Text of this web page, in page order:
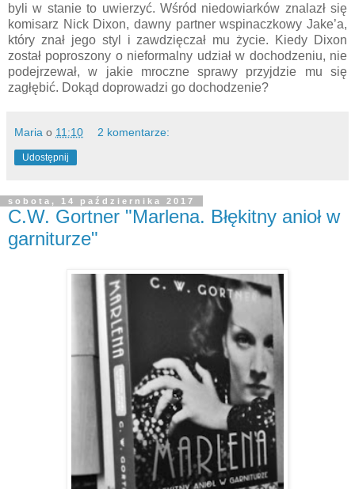
byli w stanie to uwierzyć. Wśród niedowiarków znalazł się
komisarz Nick Dixon, dawny partner wspinaczkowy Jake’a,
który znał jego styl i zawdzięczał mu życie. Kiedy Dixon
został poproszony o nieformalny udział w dochodzeniu, nie
podejrzewał, w jakie mroczne sprawy przyjdzie mu się
zagłębić. Dokąd doprowadzi go dochodzenie?
Maria o 11:10 2 komentarze:
Udostępnij
sobota, 14 października 2017
C.W. Gortner "Marlena. Błękitny anioł w
garniturze"